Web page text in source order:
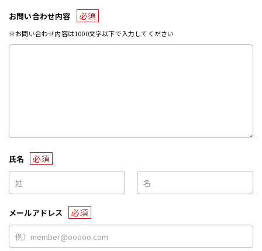
お問い合わせ内容 必須
※お問い合わせ内容は1000文字以下で入力してください
氏名 必須
メールアドレス 必須